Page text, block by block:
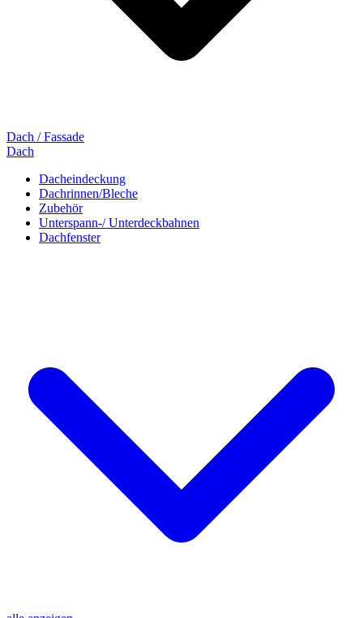
Dach / Fassade
Dach
Dacheindeckung
Dachrinnen/Bleche
Zubehör
Unterspann-/ Unterdeckbahnen
Dachfenster